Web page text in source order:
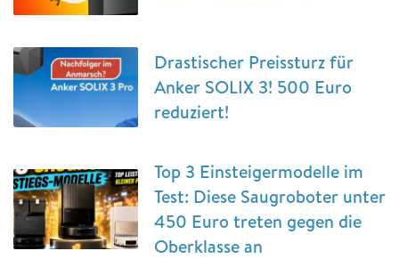
Drastischer Preissturz für
Anker SOLIX 3! 500 Euro
reduziert!
Top 3 Einsteigermodelle im
Test: Diese Saugroboter unter
450 Euro treten gegen die
Oberklasse an